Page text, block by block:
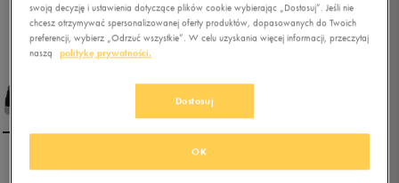
1/5
PUMA 1948 MID TWILL
swoją decyzję i ustawienia dotyczące plików cookie wybierając „Dostosuj”. Jeśli nie
chcesz otrzymywać spersonalizowanej oferty produktów, dopasowanych do Twoich
preferencji, wybierz „Odrzuć wszystkie”. W celu uzyskania więcej informacji, przeczytaj
naszą
politykę prywatności.
Dostosuj
OK